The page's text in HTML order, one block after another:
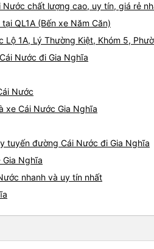
chất lượng cao, uy tín, giá rẻ
QL1A (Bến xe Năm Căn)
Lộ 1A, Lý Thường Kiệt, Khóm 5,
Nước đi Gia Nghĩa
Nước
xe Cái Nước Gia Nghĩa
tuyến đường Cái Nước đi Gia Nghĩa
Nghĩa
nhanh và uy tín nhất